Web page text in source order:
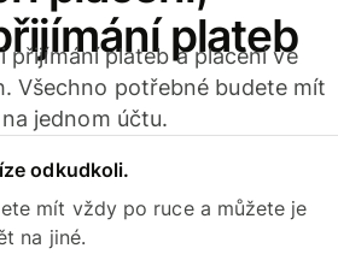
plateb
přijímání plateb a placení ve
Všechno potřebné budete mít
jednom účtu.
odkudkoli.
mít vždy po ruce a můžete je
na jiné.